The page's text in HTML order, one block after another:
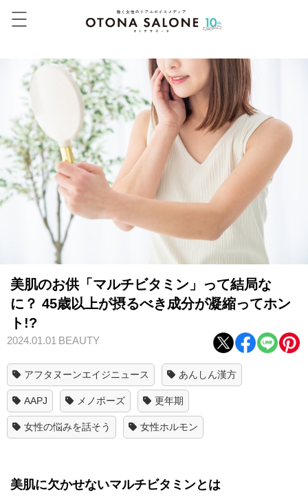
美肌のお供「マルチビタミン」って結局な
に？ 45歳以上が摂るべき成分が凝縮ってホン
ト!?
2024.01.01 BEAUTY
アフタヌーンエイジニュース あんしん漢方
AAPJ メノポーズ 更年期
女性の悩みを話そう 女性ホルモン
美肌に欠かせないマルチビタミンとは